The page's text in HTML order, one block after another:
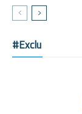
#Exclu